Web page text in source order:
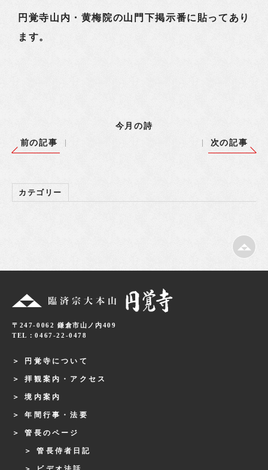
円覚寺山内・黄梅院の山門下掲示番に貼ってあり
ます。
今月の詩
前の記事
次の記事
カテゴリー
〒247-0062 鎌倉市山ノ内409
TEL：0467-22-0478
円覚寺について
拝観案内・アクセス
境内案内
年間行事・法要
管長のページ
管長侍者日記